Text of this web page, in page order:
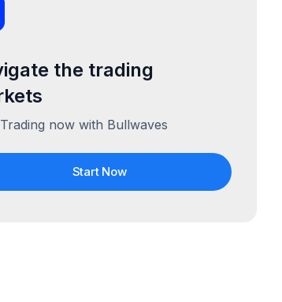
the trading
now with Bullwaves
Start Now